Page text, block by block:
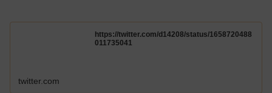
https://twitter.com/d14208/status/1658720488
011735041
twitter.com